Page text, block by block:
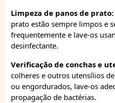
Limpeza de panos de prato:
prato estão sempre limpos e
frequentemente e lave-os
desinfectante.
Verificação de conchas e
colheres e outros utensílios
ou engordurados, lave-os
propagação de bactérias.